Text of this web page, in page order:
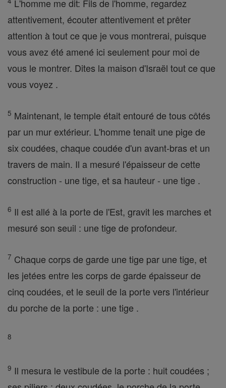
L'homme me dit: Fils de l'homme, regardez
attentivement, écouter attentivement et prêter
attention à tout ce que je vous montrerai, puisque
vous avez été amené ici seulement pour moi de
vous le montrer. Dites la maison d'Israël tout ce que
vous voyez .
5 Maintenant, le temple était entouré de tous côtés
par un mur extérieur. L'homme tenait une pige de
six coudées, chaque coudée d'un avant-bras et un
travers de main. Il a mesuré l'épaisseur de cette
construction - une tige, et sa hauteur - une tige .
6 Il est allé à la porte de l'Est, gravit les marches et
mesuré son seuil : une tige de profondeur.
7 Chaque corps de garde une tige par une tige, et
les jetées entre les corps de garde épaisseur de
cinq coudées, et le seuil de la porte vers l'intérieur
du porche de la porte : une tige .
8
9 Il mesura le vestibule de la porte : huit coudées ;